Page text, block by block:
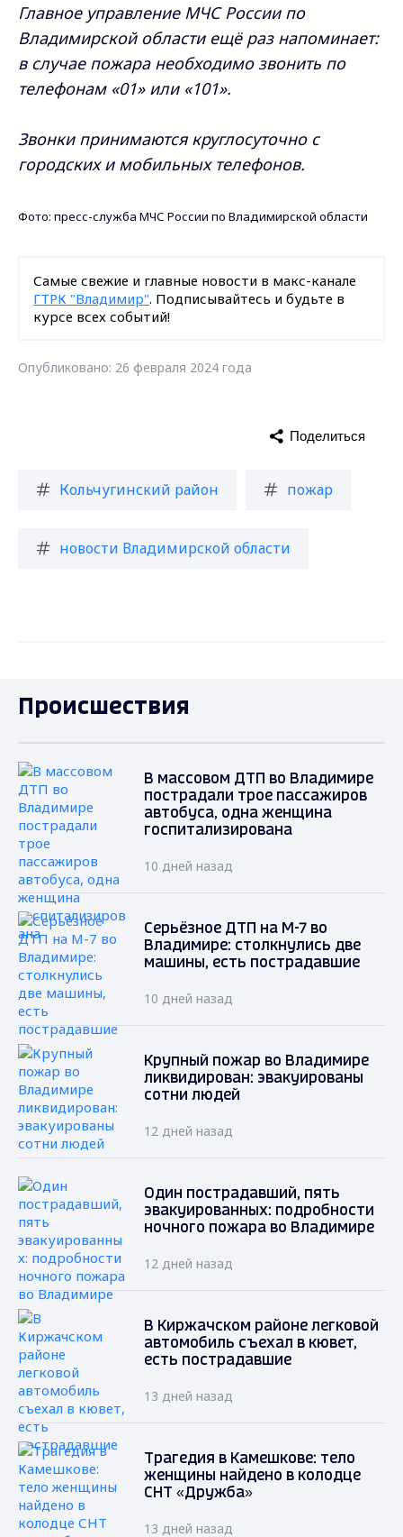
Главное управление МЧС России по
Владимирской области ещё раз напоминает:
в случае пожара необходимо звонить по
телефонам «01» или «101».
Звонки принимаются круглосуточно с
городских и мобильных телефонов.
Фото: пресс-служба МЧС России по Владимирской области
Самые свежие и главные новости в макс-канале
ГТРК "Владимир". Подписывайтесь и будьте в
курсе всех событий!
Опубликовано: 26 февраля 2024 года
Кольчугинский район пожар
новости Владимирской области
Поделиться
Происшествия
В массовом ДТП во Владимире
пострадали трое пассажиров
автобуса, одна женщина
госпитализирована
10 дней назад
Серьёзное ДТП на М-7 во
Владимире: столкнулись две
машины, есть пострадавшие
10 дней назад
Крупный пожар во Владимире
ликвидирован: эвакуированы
сотни людей
12 дней назад
Один пострадавший, пять
эвакуированных: подробности
ночного пожара во Владимире
12 дней назад
В Киржачском районе легковой
автомобиль съехал в кювет,
есть пострадавшие
13 дней назад
Трагедия в Камешкове: тело
женщины найдено в колодце
СНТ «Дружба»
13 дней назад